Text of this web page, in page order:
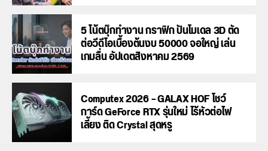
5 โน้ตบุ๊กทำงาน กราฟิก ปั้นโมเดล 3D ตัด
ต่อวีดีโอเบื้องต้นงบ 50000 จอใหญ่ เล่น
เกมลื่น อัปเดตสิงหาคม 2569
Computex 2026 – GALAX HOF โชว์
การ์ด GeForce RTX รุ่นใหม่ ไร้หัวต่อไฟ
เลี้ยง ติด Crystal สุดหรู